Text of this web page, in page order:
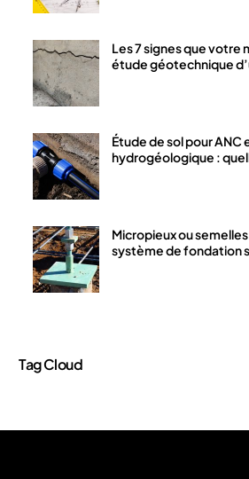
Les 7 signes que votre
étude géotechnique
Étude de sol pour ANC
hydrogéologique :
Micropieux ou
système de fondation
Tag Cloud